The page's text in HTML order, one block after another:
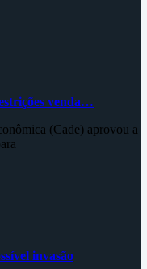
venda…
(Cade) aprovou a
invasão